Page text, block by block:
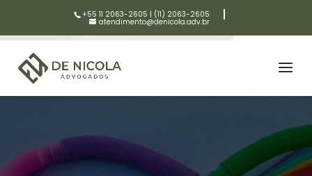
+55 11 2063-2605 | (11) 2063-2605
atendimento@denicola.adv.br